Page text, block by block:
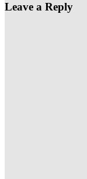
Leave a Reply